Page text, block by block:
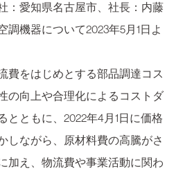
：愛知県名古屋市、社長：内藤
調機器について2023年5月1日よ
費をはじめとする部品調達コス
の向上や合理化によるコストダ
とともに、2022年4月1日に価格
しながら、原材料費の高騰がさ
加え、物流費や事業活動に関わ